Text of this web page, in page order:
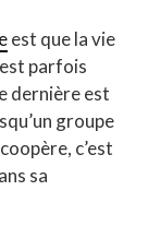
est que la vie
parfois
dernière est
groupe
c’est
sa